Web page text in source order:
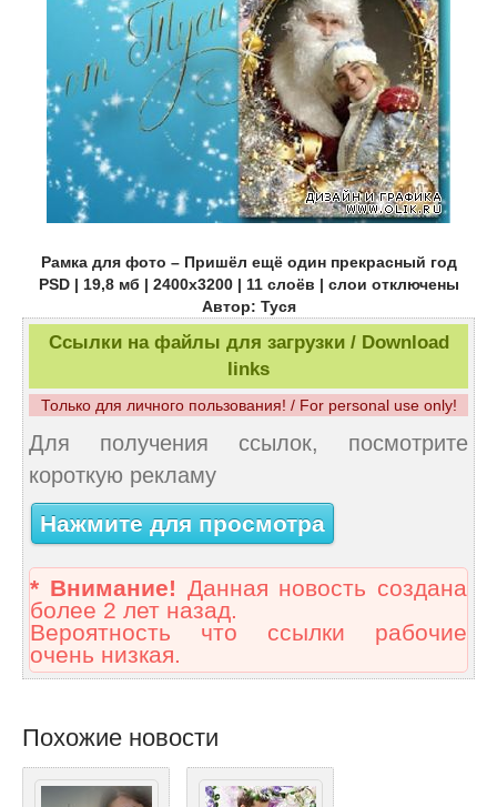
Рамка для фото – Пришёл ещё один прекрасный год
PSD | 19,8 мб | 2400х3200 | 11 слоёв | слои отключены
Автор: Туся
Ссылки на файлы для загрузки / Download
links
Только для личного пользования! / For personal use only!
Для получения ссылок, посмотрите
короткую рекламу
Нажмите для просмотра
* Внимание! Данная новость создана
более 2 лет назад.
Вероятность что ссылки рабочие
очень низкая.
Похожие новости